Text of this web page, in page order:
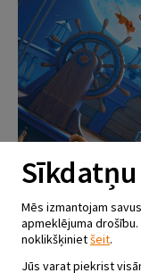
Mēs izmantojam
apmeklējuma
noklikšķinietšeit.
Jūs varat piekrist